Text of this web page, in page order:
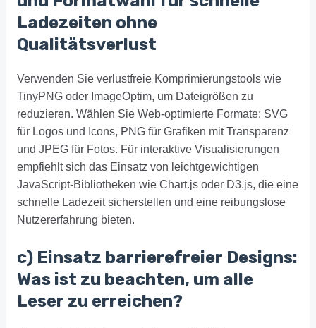
Ladezeiten ohne
Qualitätsverlust
Verwenden Sie verlustfreie Komprimierungstools wie
TinyPNG oder ImageOptim, um Dateigrößen zu
reduzieren. Wählen Sie Web-optimierte Formate: SVG
für Logos und Icons, PNG für Grafiken mit Transparenz
und JPEG für Fotos. Für interaktive Visualisierungen
empfiehlt sich das Einsatz von leichtgewichtigen
JavaScript-Bibliotheken wie Chart.js oder D3.js, die eine
schnelle Ladezeit sicherstellen und eine reibungslose
Nutzererfahrung bieten.
c) Einsatz barrierefreier Designs:
Was ist zu beachten, um alle
Leser zu erreichen?